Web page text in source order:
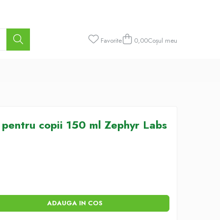
Favorite 0,00Coșul meu
copii 150 ml Zephyr Labs
ADAUGA IN COS